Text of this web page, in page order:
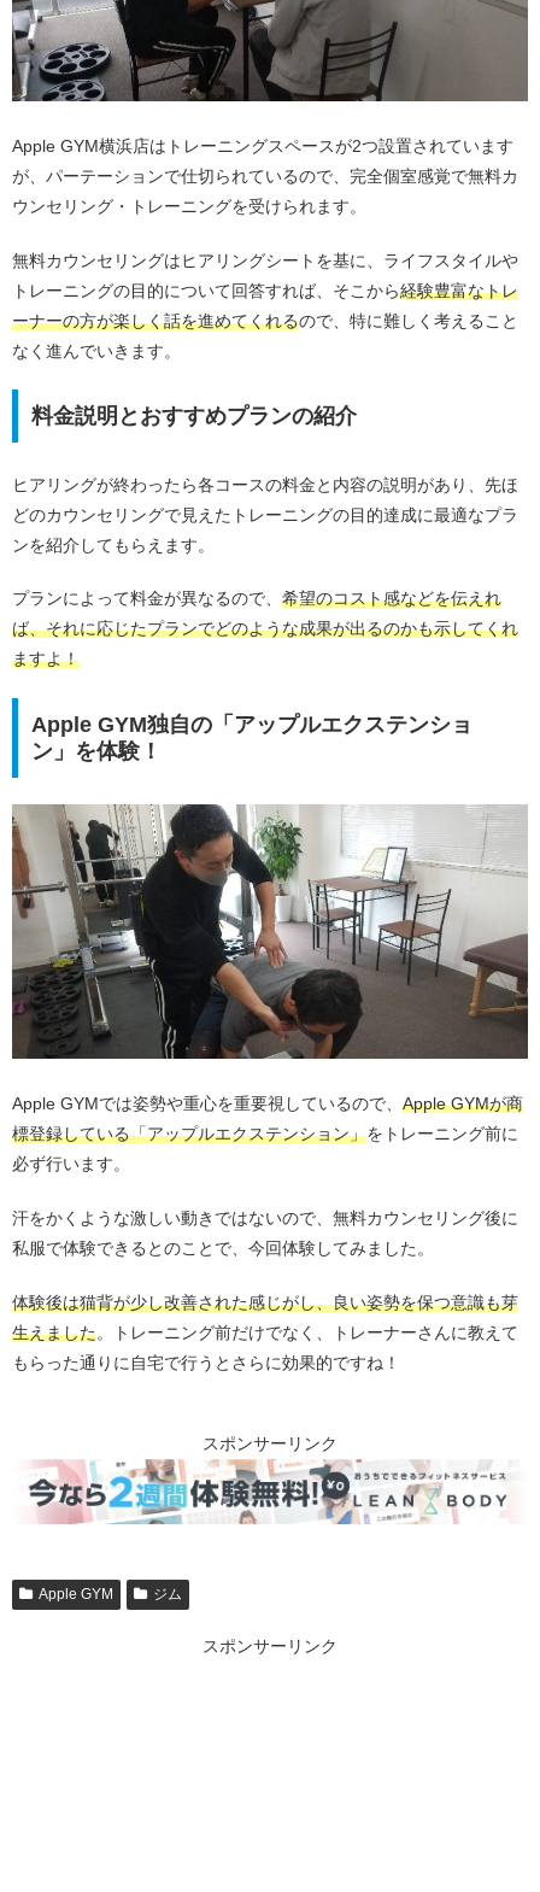
Apple GYM横浜店はトレーニングスペースが2つ設置されています
が、パーテーションで仕切られているので、完全個室感覚で無料カ
ウンセリング・トレーニングを受けられます。
無料カウンセリングはヒアリングシートを基に、ライフスタイルや
トレーニングの目的について回答すれば、そこから経験豊富なトレ
ーナーの方が楽しく話を進めてくれるので、特に難しく考えること
なく進んでいきます。
料金説明とおすすめプランの紹介
ヒアリングが終わったら各コースの料金と内容の説明があり、先ほ
どのカウンセリングで見えたトレーニングの目的達成に最適なプラ
ンを紹介してもらえます。
プランによって料金が異なるので、 希望のコスト感などを伝えれ
ば、それに応じたプランでどのような成果が出るのかも示してくれ
ますよ！
Apple GYM独自の「アップルエクステンショ
ン」を体験！
Apple GYMでは姿勢や重心を重要視しているので、 Apple GYMが商
標登録している「アップルエクステンション」をトレーニング前に
必ず行います。
汗をかくような激しい動きではないので、無料カウンセリング後に
私服で体験できるとのことで、今回体験してみました。
体験後は猫背が少し改善された感じがし、良い姿勢を保つ意識も芽
生えました。トレーニング前だけでなく、トレーナーさんに教えて
もらった通りに自宅で行うとさらに効果的ですね！
スポンサーリンク
Apple GYM ジム
スポンサーリンク